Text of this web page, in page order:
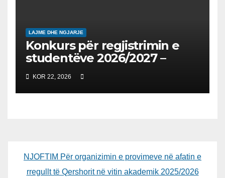
LAJME DHE NGJARJE
Konkurs për regjistrimin e
studentëve 2026/2027 –
Конкурс за запишување на
студенти за 2026/2027
KOR 22, 2026
NJOFTIM Për organizimin e provimeve në afatin e
rregullt të Qershorit në vitin akademik 2025/2026